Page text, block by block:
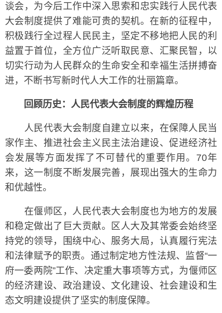
谈会，为今后工作中深入思索和忠实践行人民代表
大会制度提供了难能可贵的契机。在新的征程中，
积极践行全过程人民民主，坚定不移地把人民的利
益置于首位，全方位广泛听取民意、汇聚民智，以
切实行动为人民群众的生命安全和幸福生活拼搏奋
进，不断书写新时代人大工作的壮丽篇章。
回顾历史：人民代表大会制度的辉煌历程
人民代表大会制度自建立以来，在保障人民当
家作主、推进社会主义民主法治建设、促进经济社
会发展等方面发挥了不可替代的重要作用。70年
来，这一制度不断发展完善，展现出强大的生命力
和优越性。
在偃师区，人民代表大会制度也为地方的发展
和稳定做出了巨大贡献。区人大及其常委会始终坚
持党的领导，围绕中心、服务大局，认真履行宪法
和法律赋予的职责。通过制定地方性法规、监督“一
府一委两院”工作、决定重大事项等方式，为偃师区
的经济建设、政治建设、文化建设、社会建设和生
态文明建设提供了坚实的制度保障。